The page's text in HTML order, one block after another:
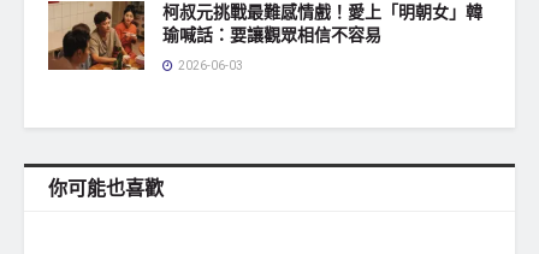
柯叔元挑戰最難感情戲！愛上「明朝女」韓
瑜喊話：要讓觀眾相信不容易
2026-06-03
你可能也喜歡